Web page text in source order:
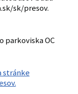
sk/presov.
parkoviska OC
stránke